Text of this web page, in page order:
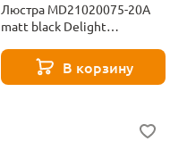
Люстра MD21020075-20A
matt black Delight
В корзину